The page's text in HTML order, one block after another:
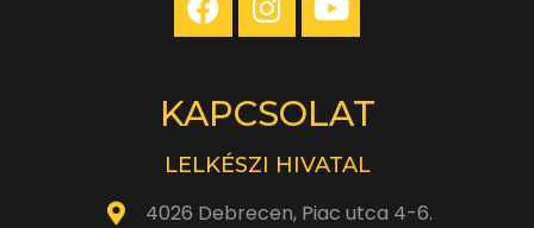
KAPCSOLAT
LELKÉSZI HIVATAL
4026 Debrecen, Piac utca 4-6.